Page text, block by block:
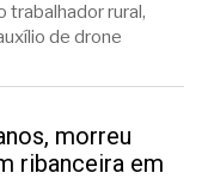
trabalhador rural,
de drone